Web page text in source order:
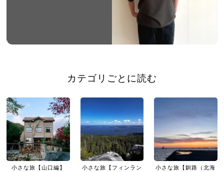
カテゴリごとに読む
小さな旅【山口編】
小さな旅【フィンラン
小さな旅【釧路（北海